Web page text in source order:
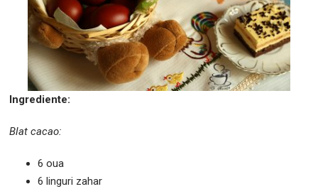
Ingrediente:
Blat cacao:
6 oua
6 linguri zahar